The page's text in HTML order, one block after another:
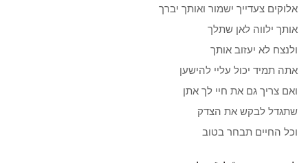
אלוקים צעדייך ישמור ואותך יברך
אותך ילווה לאן שתלך
ולנצח לא יעזוב אותך
אתה תמיד יכול עליי להישען
ואם צריך גם את חיי לך אתן
שתגדל לבקש את הצדק
וכל החיים תבחר בטוב